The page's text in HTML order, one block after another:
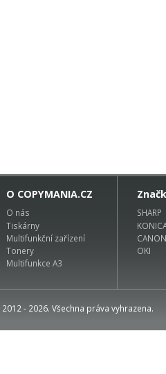
O COPYMANIA.CZ
O nás
Tiskárny
Multifunkční zařízení
Tonery
Multifunkce A3
SHARP
CANON
OKI
2012 - 2026. Všechna práva vyhrazena.